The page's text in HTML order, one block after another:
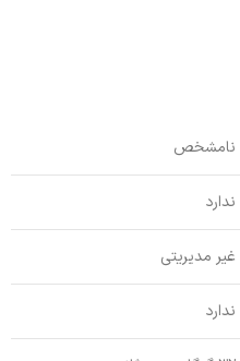
نامشخص
ندارد
غیر مدیریتی
ندارد